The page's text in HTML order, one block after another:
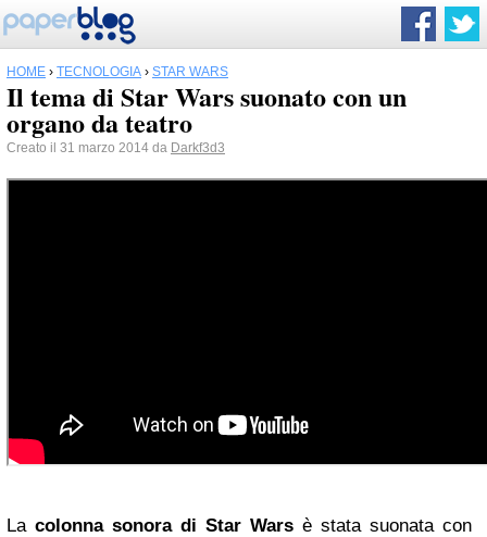
HOME › TECNOLOGIA › STAR WARS
Il tema di Star Wars suonato con un
organo da teatro
Creato il 31 marzo 2014 da Darkf3d3
La colonna sonora di Star Wars è stata suonata con